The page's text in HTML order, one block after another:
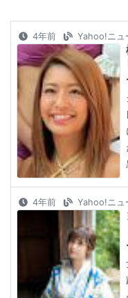
4年前 Yahoo!ニュ
4年前 Yahoo!ニュ